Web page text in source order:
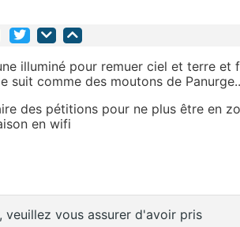
illuminé pour remuer ciel et terre et
suit comme des moutons de
des pétitions pour ne plus être en
en wifi
veuillez vous assurer d'avoir pris